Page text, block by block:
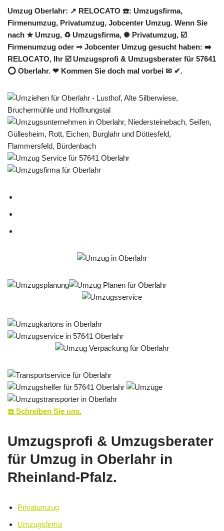
Umzug Oberlahr: ↗️ RELOCATO ☎️: Umzugsfirma,
Firmenumzug, Privatumzug, Jobcenter Umzug. Wenn Sie
nach ★ Umzug, ♻ Umzugsfirma, ✺ Privatumzug, ☑️
Firmenumzug oder ⇒ Jobcenter Umzug gesucht haben: ➡️
RELOCATO, Ihr ☑️ Umzugsprofi & Umzugsberater für 57641
⭕ Oberlahr. ❤ Kommen Sie doch mal vorbei ✉ ✔.
☎️ Schreiben Sie uns.
Umzugsprofi & Umzugsberater
für Umzug in Oberlahr in
Rheinland-Pfalz.
Privatumzug
Umzugsfirma